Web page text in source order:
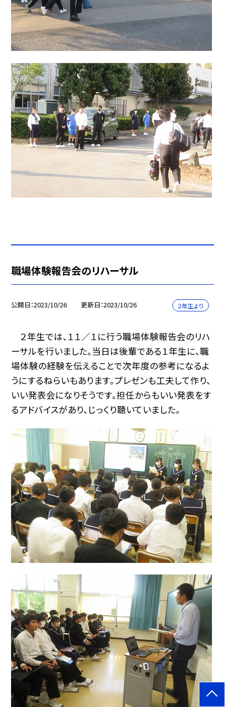
職場体験報告会のリハーサル
公開日 2023/10/26 更新日 2023/10/26 ２年生より
２年生では、１１／１に行う職場体験報告会のリハ
ーサルを行いました。当日は後輩である１年生に、職
場体験の経験を伝えることで次年度の参考になるよ
うにするねらいもあります。プレゼンも工夫して作り、
いい発表会になりそうです。担任からもいい発表をす
るアドバイスがあり、じっくり聴いていました。